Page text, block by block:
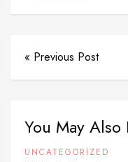
« Previous Post
You May Also
UNCATEGORIZED